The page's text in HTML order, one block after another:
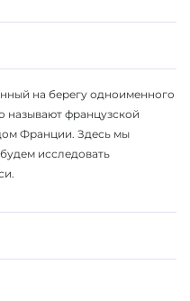
на берегу одноименного
называют французской
Франции. Здесь мы
исследовать